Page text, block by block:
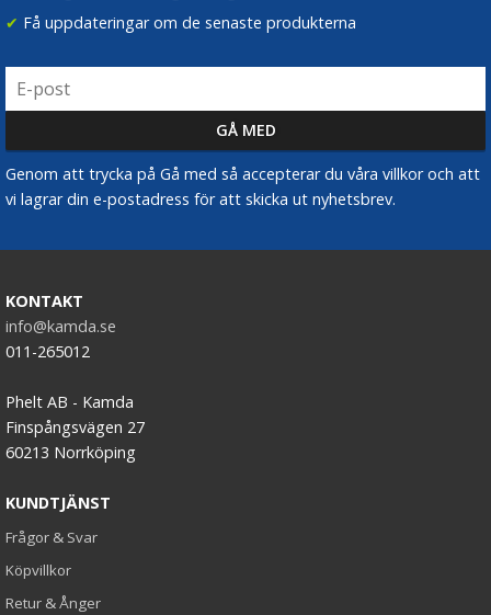
passform
som kombinerar filteradapter och
objektivlock
Filterhållareför actionkameror och
och funktion
Filteradaptrarna är tillverkade i slitstarka material
som aluminium eller förstärkt plast och är anpassade
för daglig användning. Oavsett om du filmar med
mobilen, fotograferar med en kompaktkamera eller
vill ge nytt liv åt en kamera utan filtergänga, ger rätt
bildkontroll
✔ Få uppdateringar om de senaste produkterna
Genom att trycka på Gå med så accepterar du våra villkor och att
vi lagrar din e-postadress för att skicka ut nyhetsbrev.
KONTAKT
info@kamda.se
011-265012
Phelt AB - Kamda
Finspångsvägen 27
60213 Norrköping
KUNDTJÄNST
Frågor & Svar
Köpvillkor
Retur & Ånger